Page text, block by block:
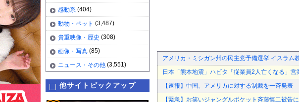
感動系 (404)
動物・ペット (3,487)
貴重映像・歴史 (308)
画像・写真 (85)
ニュース・その他 (3,551)
他サイトピックアップ
アメリカ・ミシガン州の民主党予備選挙 イスラム
日本「熊本地震」ハビタ「従業員2人亡くなる」
【速報】中国、アメリカに対する制裁を一斉発表
【緊急】お笑いジャングルポケット斉藤慎二被